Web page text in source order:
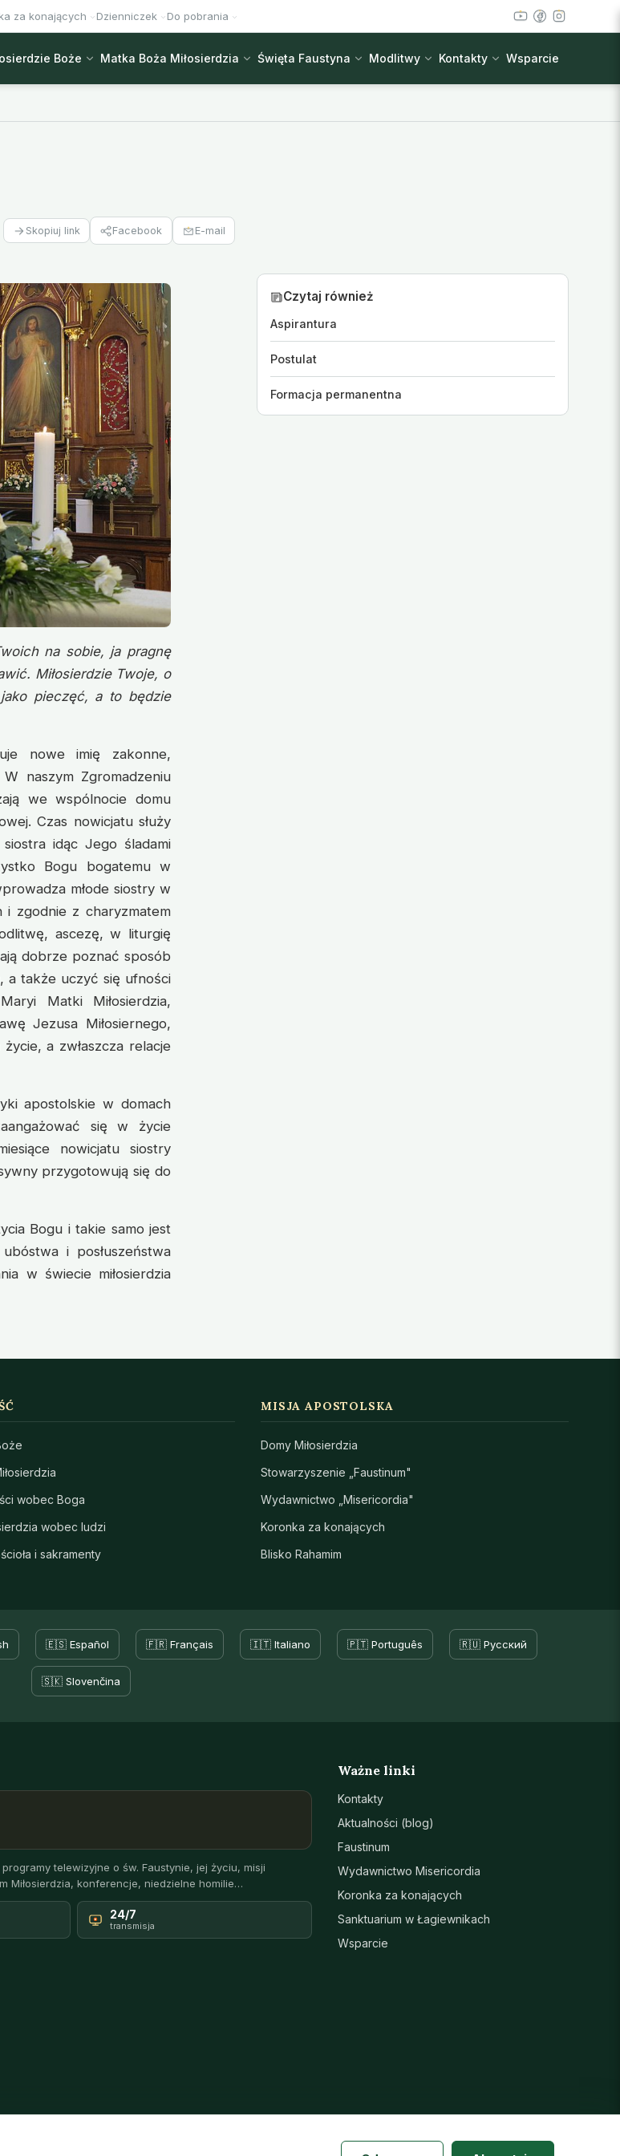
za konających Dzienniczek Do pobrania
Boże Matka Boża Miłosierdzia Święta Faustyna Modlitwy Kontakty Wsparcie
Skopiuj link Facebook E-mail
na sobie, ja pragnę
Miłosierdzie Twoje, o
pieczęć, a to będzie
nowe imię zakonne,
naszym Zgromadzeniu
we wspólnocie domu
Czas nowicjatu służy
idąc Jego śladami
Bogu bogatemu w
młode siostry w
i zgodnie z charyzmatem
ascezę, w liturgię
dobrze poznać sposób
a także uczyć się ufności
Matki Miłosierdzia,
Jezusa Miłosiernego,
a zwłaszcza relacje
apostolskie w domach
się w życie
nowicjatu siostry
przygotowują się do
Bogu i takie samo jest
i posłuszeństwa
w świecie miłosierdzia
Czytaj również
Aspirantura
Postulat
Formacja permanentna
wobec Boga
wobec ludzi
i sakramenty
MISJA APOSTOLSKA
Domy Miłosierdzia
Stowarzyszenie „Faustinum"
Wydawnictwo „Misericordia"
Koronka za konających
Blisko Rahamim
🇪🇸 Español 🇫🇷 Français 🇮🇹 Italiano 🇵🇹 Português 🇷🇺 Русский
🇸🇰 Slovenčina
telewizyjne o św. Faustynie, jej życiu, misji
Miłosierdzia, konferencje, niedzielne homilie…
24/7
transmisja
Ważne linki
Kontakty
Aktualności (blog)
Faustinum
Wydawnictwo Misericordia
Koronka za konających
Sanktuarium w Łagiewnikach
Wsparcie